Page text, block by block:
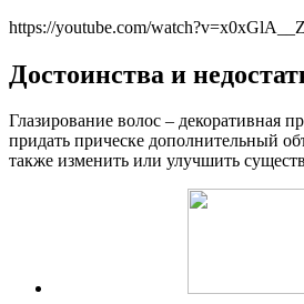
https://youtube.com/
Достоинства и
Глазирование волос – декоративная
придать прическе дополнительный
также изменить или улучшить